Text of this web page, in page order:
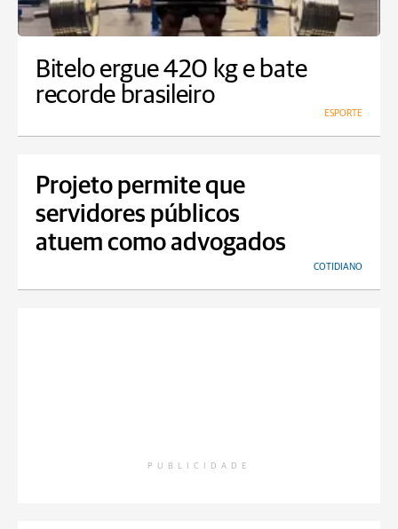
Bitelo ergue 420 kg e bate
recorde brasileiro
ESPORTE
Projeto permite que
servidores públicos
atuem como advogados
COTIDIANO
PUBLICIDADE